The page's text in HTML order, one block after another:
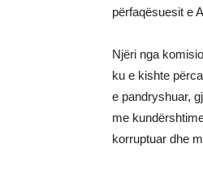
përfaqësuesit e
Njëri nga
ku e kishte
e pandryshuar,
me
korruptuar dhe